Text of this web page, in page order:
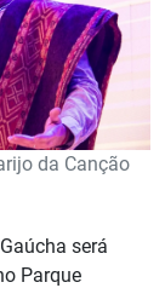
da Canção
será
Parque